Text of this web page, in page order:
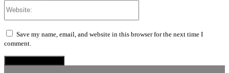
Save my name, email, and website in this browser for the next time I
comment.